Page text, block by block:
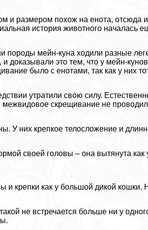
и размером похож на енота, отсюда
история животного началась
породы мейн-куна ходили разные
доказывали это тем, что у мейн-
было с енотами, так как у них
утратили свою силу.
межвидовое скрещивание не
У них крепкое телосложение и
своей головы – она вытянута
и крепки как у большой дикой кошки.
не встречается больше ни у